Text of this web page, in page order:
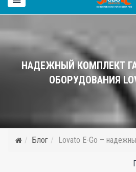
НАДЕЖНЫЙ КОМПЛЕКТ
ОБОРУДОВАНИЯ
Блог Lovato E-Go –